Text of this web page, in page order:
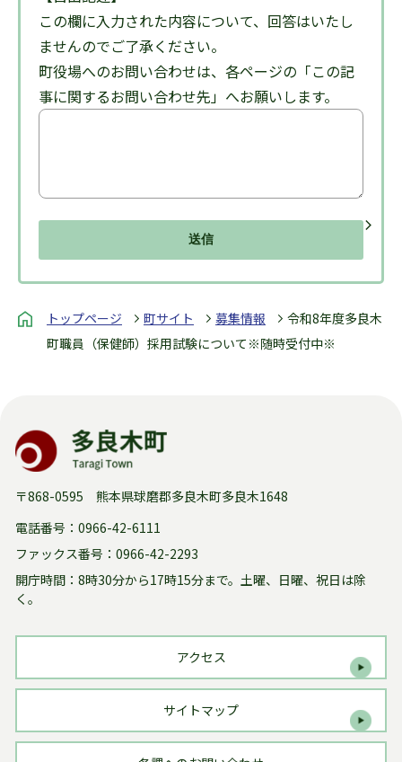
この欄に入力された内容について、回答はいたし
ませんのでご了承ください。
町役場へのお問い合わせは、各ページの「この記
事に関するお問い合わせ先」へお願いします。
トップページ 町サイト 募集情報
令和8年度多良木
町職員（保健師）採用試験について※随時受付中※
〒868-0595 熊本県球磨郡多良木町多良木1648
電話番号：0966-42-6111
ファックス番号：0966-42-2293
開庁時間：8時30分から17時15分まで。 土曜、日曜、祝日は除
く。
アクセス
サイトマップ